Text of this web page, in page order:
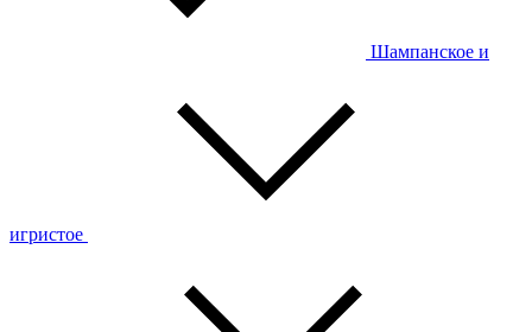
Шампанское и
игристое